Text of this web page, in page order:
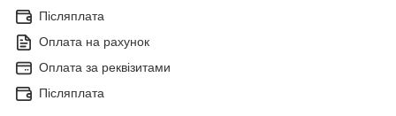
Післяплата
Оплата на рахунок
Оплата за реквізитами
Післяплата